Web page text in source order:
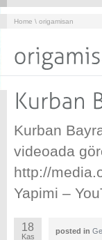
Home \ origamisan
Kurban
videoada
http://
Yapimi –
18
Kas
posted in